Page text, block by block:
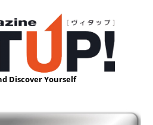
Discover Yourself